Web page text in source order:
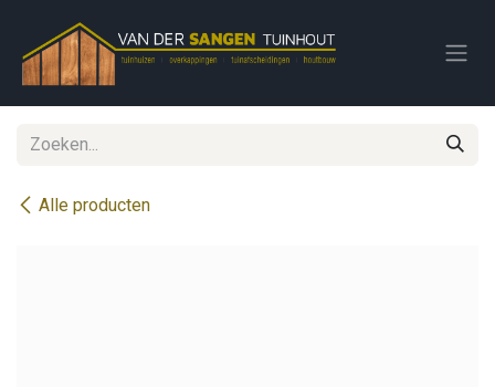
Alle producten